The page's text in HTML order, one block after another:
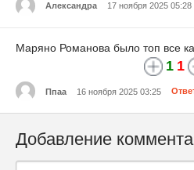
Александра 17 ноября 2025 05:28
Маряно Романова было топ все
1 1
Ппаа 16 ноября 2025 03:25
Добавление